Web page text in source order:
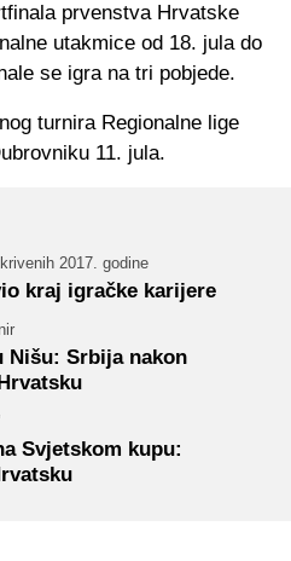
prvenstva Hrvatske
utakmice od 18. jula do
se igra na tri pobjede.
turnira Regionalne lige
11. jula.
2017. godine
kraj igračke karijere
Srbija nakon
Svjetskom kupu: